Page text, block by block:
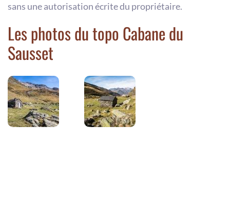
sans une autorisation écrite du propriétaire.
Les photos du topo Cabane du
Sausset